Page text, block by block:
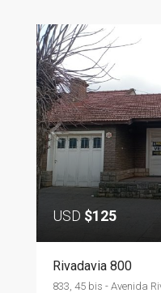
USD $125
Rivadavia 800